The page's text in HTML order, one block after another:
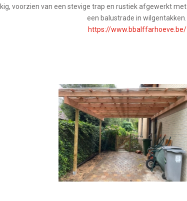
voorzien van een stevige trap en rustiek afgewerkt met
een balustrade in wilgentakken.
https://www.bbalffarhoeve.be/